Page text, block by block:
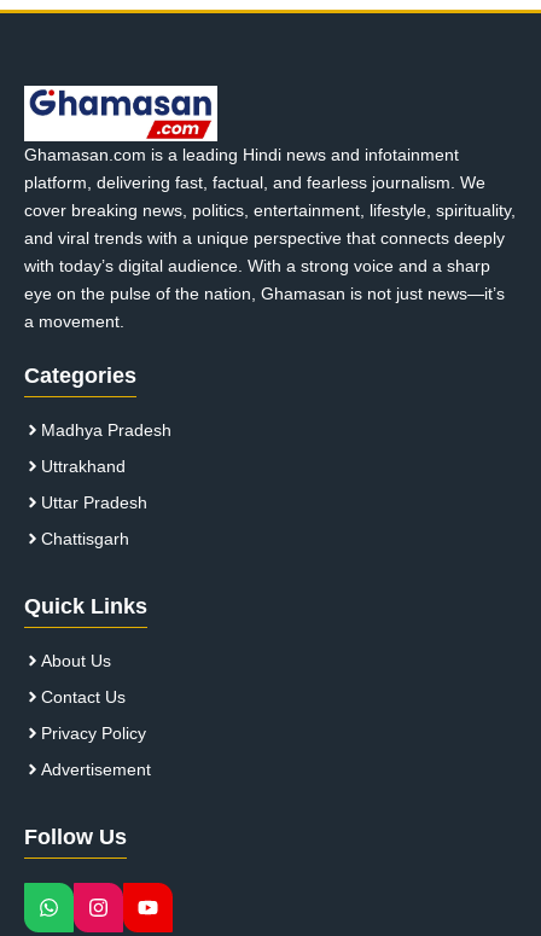
Ghamasan.com is a leading Hindi news and infotainment
platform, delivering fast, factual, and fearless journalism. We
cover breaking news, politics, entertainment, lifestyle, spirituality,
and viral trends with a unique perspective that connects deeply
with today’s digital audience. With a strong voice and a sharp
eye on the pulse of the nation, Ghamasan is not just news—it’s
a movement.
Categories
Madhya Pradesh
Uttrakhand
Uttar Pradesh
Chattisgarh
Quick Links
About Us
Contact Us
Privacy Policy
Advertisement
Follow Us